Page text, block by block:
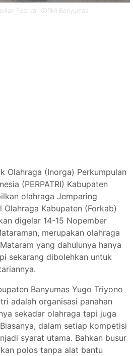
Festival KORMI Banyumas
Olahraga (Inorga) Perkumpulan
(PERPATRI) Kabupaten
olahraga Jemparing
Olahraga Kabupaten (Forkab)
digelar 14-15 Nopember
merupakan olahraga
yang dahulunya hanya
sekarang dibolehkan untuk
Banyumas Yugo Triyono
adalah organisasi panahan
sekadar olahraga tapi juga
dalam setiap kompetisi
syarat utama. Bahkan busur
polos tanpa alat bantu